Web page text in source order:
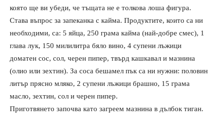
която ще ви убеди, че тъщата не е толкова лоша фигура.
Става въпрос за запеканка с кайма. Продуктите, които са ни
необходими, са: 5 яйца, 250 грама кайма (най-добре смес), 1
глава лук, 150 милилитра бяло вино, 4 супени лъжици
доматен сос, сол, черен пипер, твърд кашкавал и мазнина
(олио или зехтин). За соса бешамел пък са ни нужни: половин
литър прясно мляко, 2 супени лъжици брашно, 15 грама
масло, зехтин, сол и черен пипер.
Приготвянето започва като загреем мазнина в дълбок тиган.